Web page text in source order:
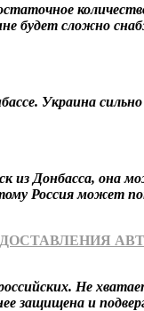
сложно
Украина
Донбасса, она
Россия может
Не
защищена и